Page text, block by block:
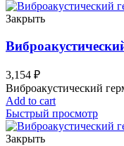
Закрыть
3,154 ₽
Виброакустический
Add to cart
Быстрый просмотр
Закрыть